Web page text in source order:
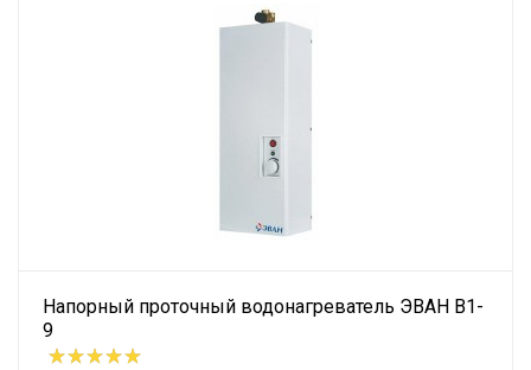
Напорный проточный водонагреватель ЭВАН В1-
9